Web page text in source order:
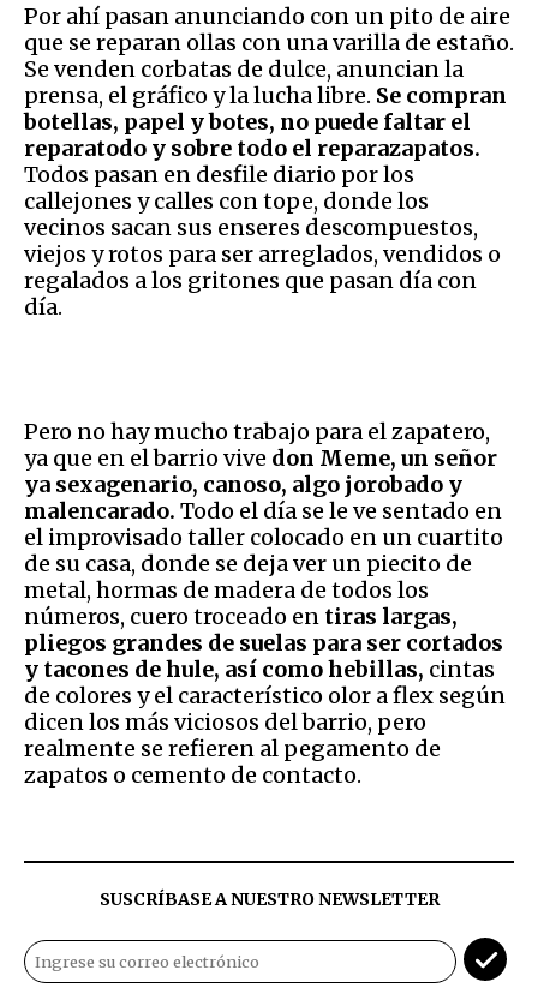
Por ahí pasan anunciando con un pito de aire
que se reparan ollas con una varilla de estaño.
Se venden corbatas de dulce, anuncian la
prensa, el gráfico y la lucha libre. Se compran
botellas, papel y botes, no puede faltar el
reparatodo y sobre todo el reparazapatos.
Todos pasan en desfile diario por los
callejones y calles con tope, donde los
vecinos sacan sus enseres descompuestos,
viejos y rotos para ser arreglados, vendidos o
regalados a los gritones que pasan día con
día.
Pero no hay mucho trabajo para el zapatero,
ya que en el barrio vive don Meme, un señor
ya sexagenario, canoso, algo jorobado y
malencarado. Todo el día se le ve sentado en
el improvisado taller colocado en un cuartito
de su casa, donde se deja ver un piecito de
metal, hormas de madera de todos los
números, cuero troceado en tiras largas,
pliegos grandes de suelas para ser cortados
y tacones de hule, así como hebillas, cintas
de colores y el característico olor a flex según
dicen los más viciosos del barrio, pero
realmente se refieren al pegamento de
zapatos o cemento de contacto.
SUSCRÍBASE A NUESTRO NEWSLETTER